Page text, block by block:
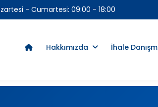
- Cumartesi: 09:00 - 18:00
Hakkımızda İhale